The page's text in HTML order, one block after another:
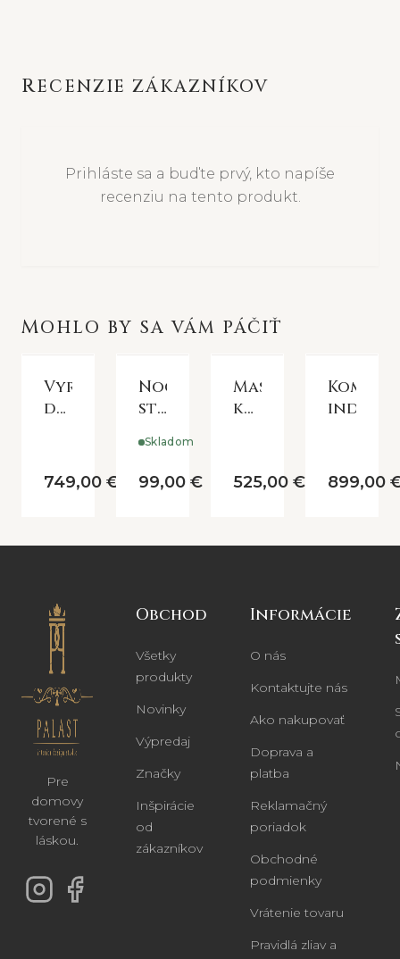
RECENZIE ZÁKAZNÍKOV
Prihláste sa a buďte prvý, kto napíše
recenziu na tento produkt.
MOHLO BY SA VÁM PÁČIŤ
Vyrezávaná
drevená
749,00 €
Nočný
stolík
Skladom
99,00 €
Masívny
konzolový
starého
dreva
525,00 €
Komoda
899,00
Pre
domovy
tvorené s
láskou.
Obchod
Všetky
produkty
Novinky
Výpredaj
Značky
Inšpirácie
od
zákazníkov
Informácie
O nás
Kontaktujte nás
Ako nakupovať
Doprava a
platba
Reklamačný
poriadok
Obchodné
podmienky
Vrátenie tovaru
Pravidlá zliav a